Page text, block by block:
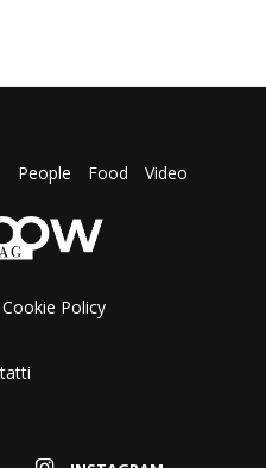
People Food Video
Policy